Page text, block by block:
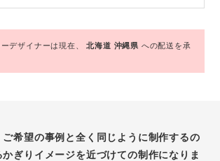
ーデザイナーは現在、北海道 沖縄県 への配送を承
希望の事例と全く同じように制作するの
ぎりイメージを近づけての制作になりま